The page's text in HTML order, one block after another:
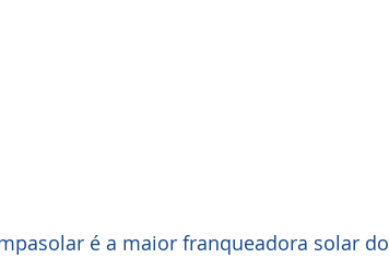
é a maior franqueadora solar do